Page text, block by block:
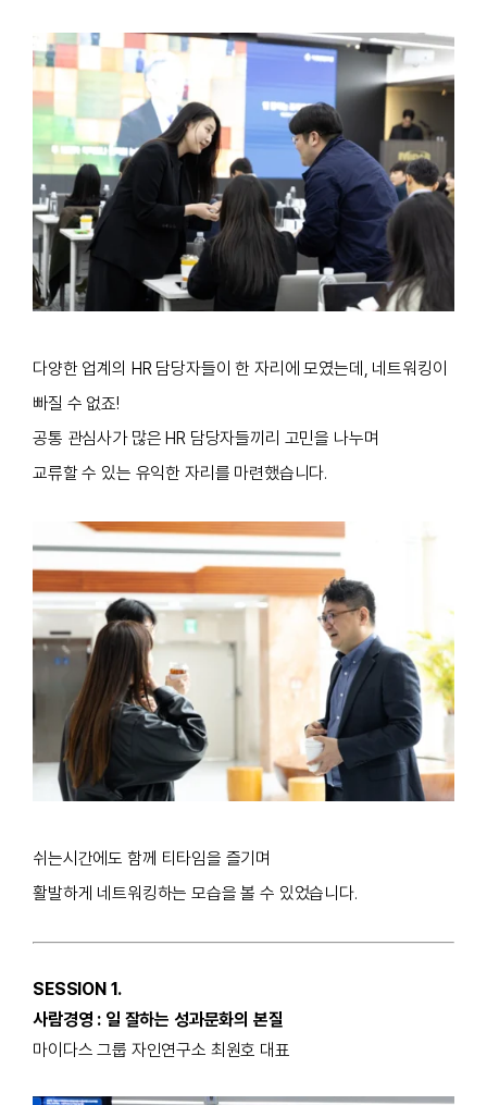
다양한 업계의 HR 담당자들이 한 자리에 모였는데, 네트워킹이
빠질 수 없죠!
공통 관심사가 많은 HR 담당자들끼리 고민을 나누며
교류할 수 있는 유익한 자리를 마련했습니다.
쉬는시간에도 함께 티타임을 즐기며
활발하게 네트워킹하는 모습을 볼 수 있었습니다.
SESSION 1.
사람경영 : 일 잘하는 성과문화의 본질
마이다스 그룹 자인연구소 최원호 대표